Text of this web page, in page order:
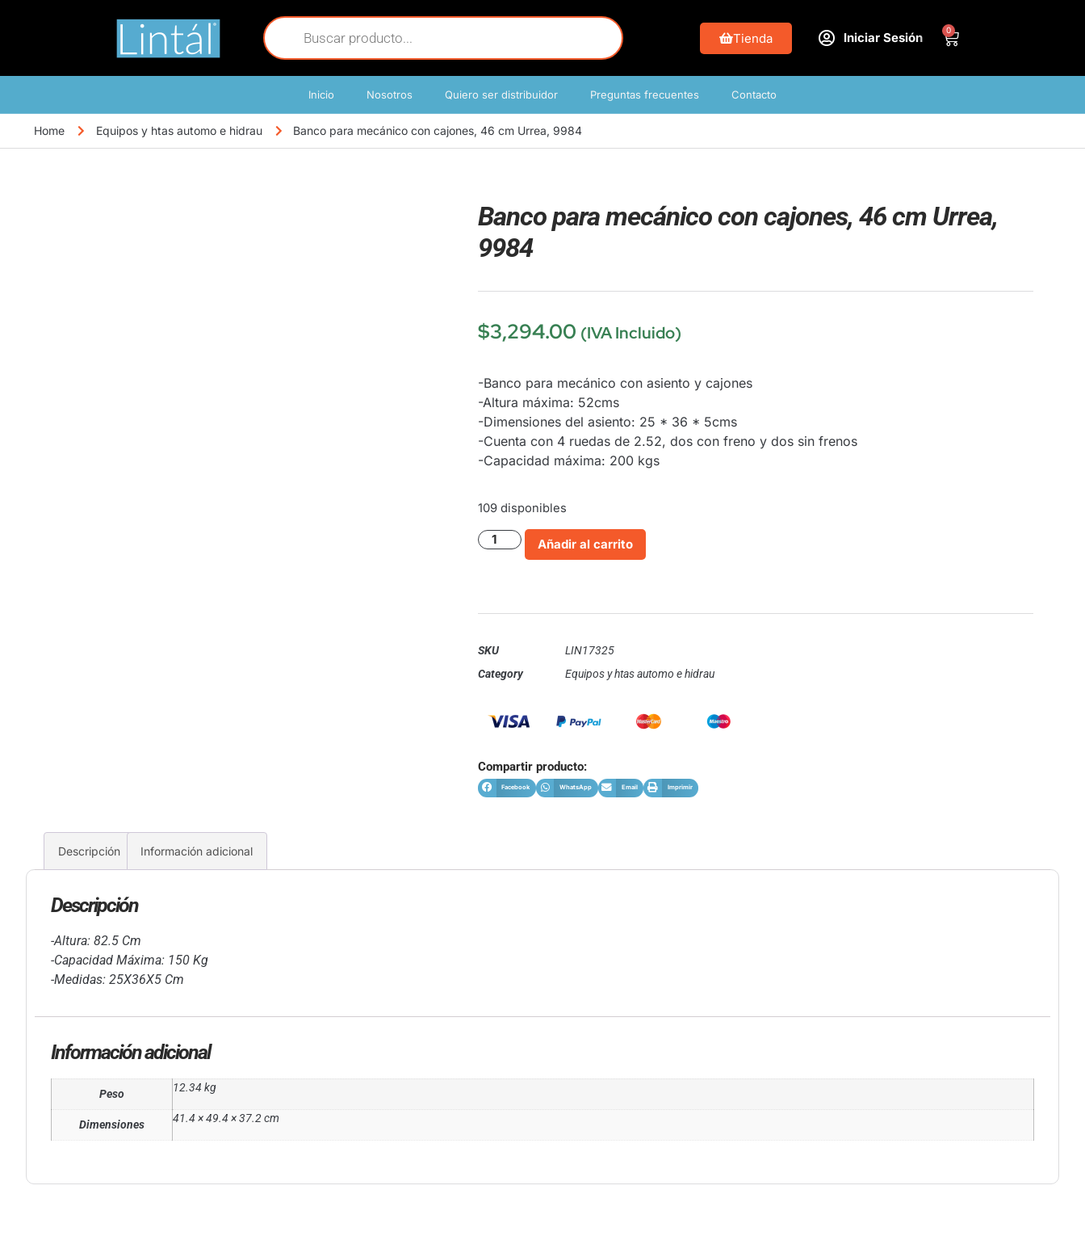
Tienda Iniciar Sesión
0
Inicio Nosotros Quiero ser distribuidor Preguntas frecuentes Contacto
Home Equipos y htas automo e hidrau Banco para mecánico con cajones, 46 cm Urrea, 9984
Banco para mecánico con cajones, 46 cm Urrea,
9984
$3,294.00 (IVA Incluido)
-Banco para mecánico con asiento y cajones
-Altura máxima: 52cms
-Dimensiones del asiento: 25 * 36 * 5cms
-Cuenta con 4 ruedas de 2.52, dos con freno y dos sin frenos
-Capacidad máxima: 200 kgs
109 disponibles
Añadir al carrito
SKU
LIN17325
Category
Equipos y htas automo e hidrau
Compartir producto:
Facebook WhatsApp Email Imprimir
Descripción Información adicional
Descripción
-Altura: 82.5 Cm
-Capacidad Máxima: 150 Kg
-Medidas: 25X36X5 Cm
Información adicional
Peso 12.34 kg
Dimensiones 41.4 × 49.4 × 37.2 cm